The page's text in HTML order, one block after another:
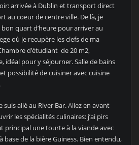
arrivée à Dublin et transport direct
au coeur de centre ville. De là, je
quart d’heure pour arriver au
où je recupère les clefs de ma
d’étudiant de 20 m2,
idéal pour y séjourner. Salle de bains
possibilité de cuisiner avec cuisine
suis allé au River Bar. Allez en avant
les spécialités culinaires: j’ai pirs
principal une tourte à la viande avec
base de la bière Guiness. Bien entendu,